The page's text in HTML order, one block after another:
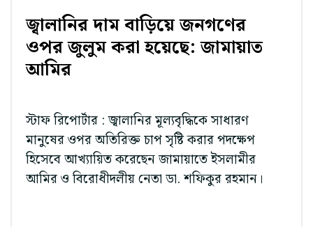
জ্বালানির দাম বাড়িয়ে জনগণের
ওপর জুলুম করা হয়েছে: জামায়াত
আমির
স্টাফ রিপোর্টার : জ্বালানির মূল্যবৃদ্ধিকে সাধারণ
মানুষের ওপর অতিরিক্ত চাপ সৃষ্টি করার পদক্ষেপ
হিসেবে আখ্যায়িত করেছেন জামায়াতে ইসলামীর
আমির ও বিরোধীদলীয় নেতা ডা. শফিকুর রহমান।